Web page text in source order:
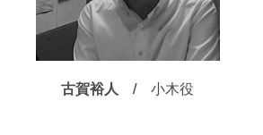
古賀裕人 /小木役